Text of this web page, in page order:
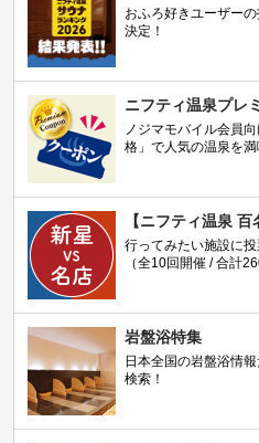
おふろ好きユーザー
決定！
ニフティ温泉プレ
ノジマモバイル会員
格」で人気の温泉を満
【ニフティ温泉 百
行ってみたい施設に
（全10回開催 / 合計
岩盤浴特集
日本全国の岩盤浴情
検索！